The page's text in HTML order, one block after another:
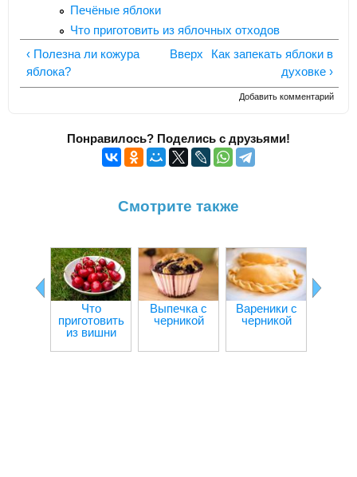
Печёные яблоки
Что приготовить из яблочных отходов
‹ Полезна ли кожура
яблока?
Вверх
Как запекать яблоки в
духовке ›
Добавить комментарий
Понравилось? Поделись с друзьями!
Смотрите также
Что
приготовить
из вишни
Выпечка с
черникой
Вареники с
черникой